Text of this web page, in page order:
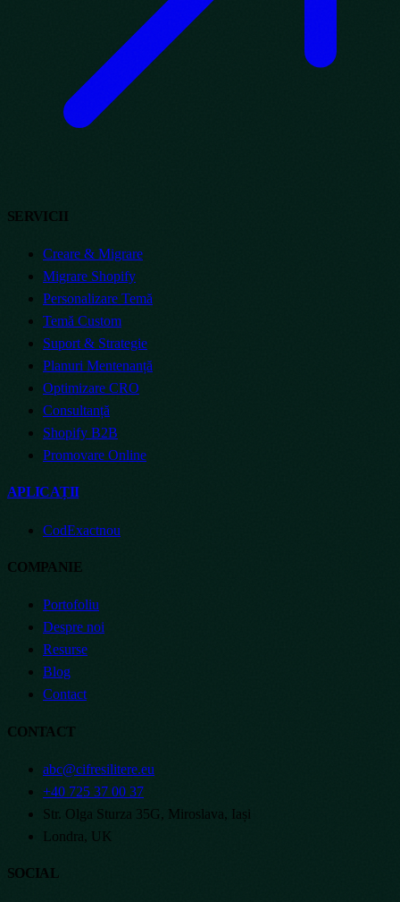
SERVICII
Creare & Migrare
Migrare Shopify
Personalizare Temă
Temă Custom
Suport & Strategie
Planuri Mentenanță
Optimizare CRO
Consultanță
Shopify B2B
Promovare Online
APLICAȚII
CodExactnou
COMPANIE
Portofoliu
Despre noi
Resurse
Blog
Contact
CONTACT
abc@cifresilitere.eu
+40 725 37 00 37
Str. Olga Sturza 35G, Miroslava, Iași
Londra, UK
SOCIAL